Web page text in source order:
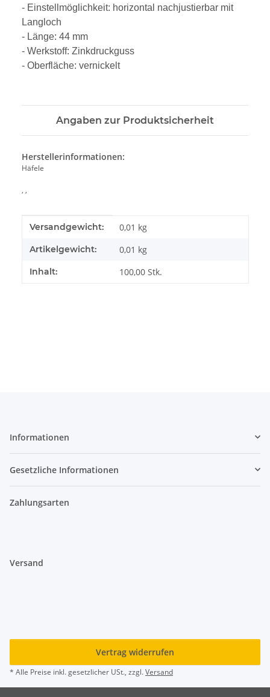
- Einstellmöglichkeit: horizontal nachjustierbar mit
Langloch
- Länge: 44 mm
- Werkstoff: Zinkdruckguss
- Oberfläche: vernickelt
Angaben zur Produktsicherheit
Herstellerinformationen:
Häfele
, ,
Produkteigenschaft
Wert
Versandgewicht: 0,01 kg
Artikelgewicht: 0,01 kg
Inhalt: 100,00 Stk.
Informationen
Gesetzliche Informationen
Zahlungsarten
Versand
Vertrag widerrufen
* Alle Preise inkl. gesetzlicher USt., zzgl.Versand